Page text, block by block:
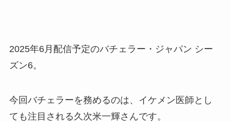
2025年6月配信予定のバチェラー・ジャパン シー
ズン6。
今回バチェラーを務めるのは、イケメン医師とし
ても注目される久次米一輝さんです。